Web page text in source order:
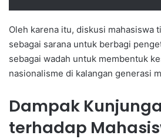
Oleh karena itu, diskusi mahasiswa
sebagai sarana untuk berbagi
sebagai wadah untuk membentuk
nasionalisme di kalangan generasi
Dampak
terhadap